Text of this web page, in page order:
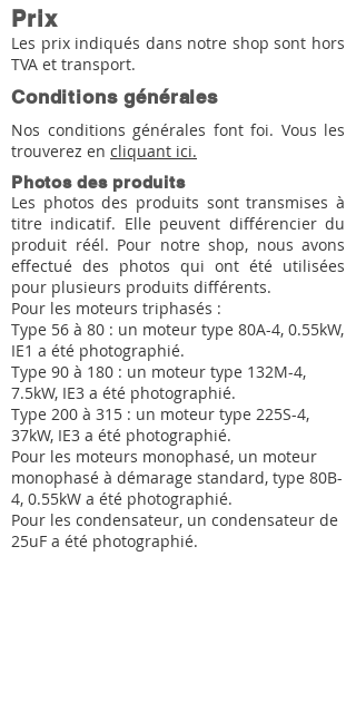
Prix
Les prix indiqués dans notre shop sont hors
TVA et transport.
Conditions générales
Nos conditions générales font foi. Vous les
trouverez en cliquant ici.
Photos des produits
Les photos des produits sont transmises à
titre indicatif. Elle peuvent différencier du
produit réél. Pour notre shop, nous avons
effectué des photos qui ont été utilisées
pour plusieurs produits différents.
Pour les moteurs triphasés :
Type 56 à 80 : un moteur type 80A-4, 0.55kW,
IE1 a été photographié.
Type 90 à 180 : un moteur type 132M-4,
7.5kW, IE3 a été photographié.
Type 200 à 315 : un moteur type 225S-4,
37kW, IE3 a été photographié.
Pour les moteurs monophasé, un moteur
monophasé à démarage standard, type 80B-
4, 0.55kW a été photographié.
Pour les condensateur, un condensateur de
25uF a été photographié.